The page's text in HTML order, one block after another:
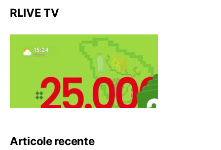
RLIVE TV
Articole recente